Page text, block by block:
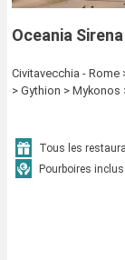
Oceania Sirena
Civitavecchia - Rome
> Gythion > Mykonos
Tous les
Pourboires inclus